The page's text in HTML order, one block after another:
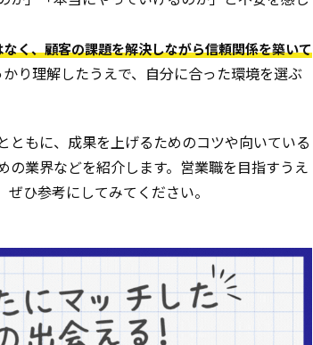
く、顧客の課題を解決しながら信頼関係を築いて
り理解したうえで、自分に合った環境を選ぶ
もに、成果を上げるためのコツや向いている
業界などを紹介します。営業職を目指すうえ
ひ参考にしてみてください。